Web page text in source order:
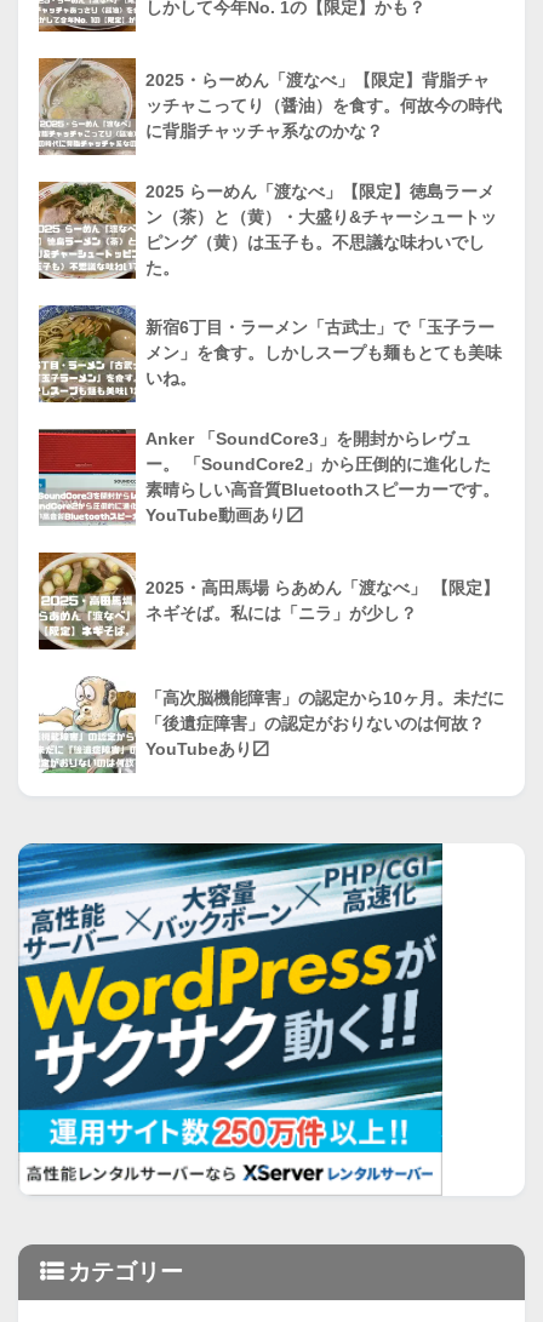
しかして今年No. 1の【限定】かも？
2025・らーめん「渡なべ」【限定】背脂チャ
ッチャこってり（醤油）を食す。何故今の時代
に背脂チャッチャ系なのかな？
2025 らーめん「渡なべ」【限定】徳島ラーメ
ン（茶）と（黄）・大盛り&チャーシュートッ
ピング（黄）は玉子も。不思議な味わいでし
た。
新宿6丁目・ラーメン「古武士」で「玉子ラー
メン」を食す。しかしスープも麺もとても美味
いね。
Anker 「SoundCore3」を開封からレヴュ
ー。 「SoundCore2」から圧倒的に進化した
素晴らしい高音質Bluetoothスピーカーです。
YouTube動画あり〼
2025・高田馬場 らあめん「渡なべ」 【限定】
ネギそば。私には「ニラ」が少し？
「高次脳機能障害」の認定から10ヶ月。未だに
「後遺症障害」の認定がおりないのは何故？
YouTubeあり〼
カテゴリー